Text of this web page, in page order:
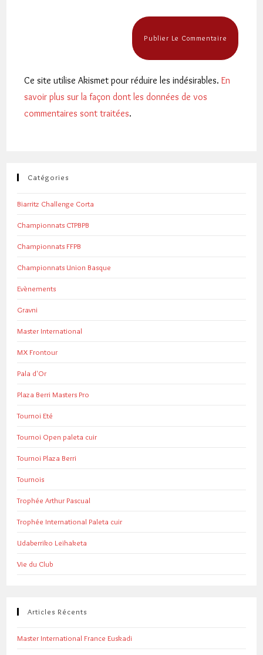
Ce site utilise Akismet pour réduire les indésirables.En
savoir plus sur la façon dont les données de vos
commentaires sont traitées.
Catégories
Biarritz Challenge Corta
Championnats CTPBPB
Championnats FFPB
Championnats Union Basque
Evènements
Gravni
Master International
MX Frontour
Pala d'Or
Plaza Berri Masters Pro
Tournoi Eté
Tournoi Open paleta cuir
Tournoi Plaza Berri
Tournois
Trophée Arthur Pascual
Trophée International Paleta cuir
Udaberriko Leihaketa
Vie du Club
Articles Récents
Master International France Euskadi